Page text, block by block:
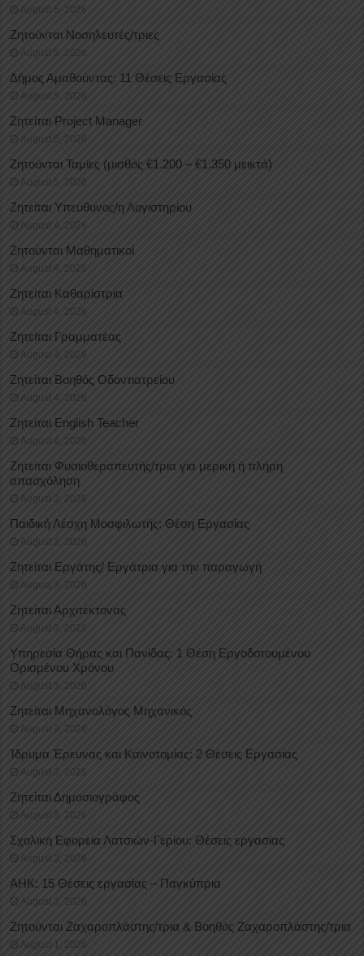
August 5, 2026
Ζητούνται Νοσηλευτές/τριες
August 5, 2026
Δήμος Αμαθούντας: 11 Θέσεις Εργασίας
August 5, 2026
Ζητείται Project Manager
August 5, 2026
Ζητούνται Ταμίες (μισθός €1.200 – €1.350 μεικτά)
August 5, 2026
Ζητείται Υπεύθυνος/η Λογιστηρίου
August 4, 2026
Ζητούνται Μαθηματικοί
August 4, 2026
Ζητείται Καθαρίστρια
August 4, 2026
Ζητείται Γραμματέας
August 4, 2026
Ζητείται Βοηθός Οδοντιατρείου
August 4, 2026
Ζητείται English Teacher
August 4, 2026
Ζητείται Φυσιοθεραπευτής/τρια για μερική ή πλήρη
απασχόληση
August 3, 2026
Παιδική Λέσχη Μοσφιλωτής: Θέση Εργασίας
August 3, 2026
Ζητείται Εργάτης/ Εργάτρια για την παραγωγή
August 3, 2026
Ζητείται Αρχιτέκτονας
August 3, 2026
Υπηρεσία Θήρας και Πανίδας: 1 Θέση Eργοδοτουμένου
Oρισμένου Xρόνου
August 3, 2026
Ζητείται Μηχανολόγος Μηχανικός
August 3, 2026
Ίδρυμα Έρευνας και Καινοτομίας: 2 Θέσεις Εργασίας
August 3, 2026
Ζητείται Δημοσιογράφος
August 3, 2026
Σχολική Εφορεία Λατσιών-Γερίου: Θέσεις εργασίας
August 3, 2026
ΑΗΚ: 15 Θέσεις εργασίας – Παγκύπρια
August 3, 2026
Ζητούνται Ζαχαροπλάστης/τρια & Βοηθός Ζαχαροπλάστης/τρια
August 1, 2026